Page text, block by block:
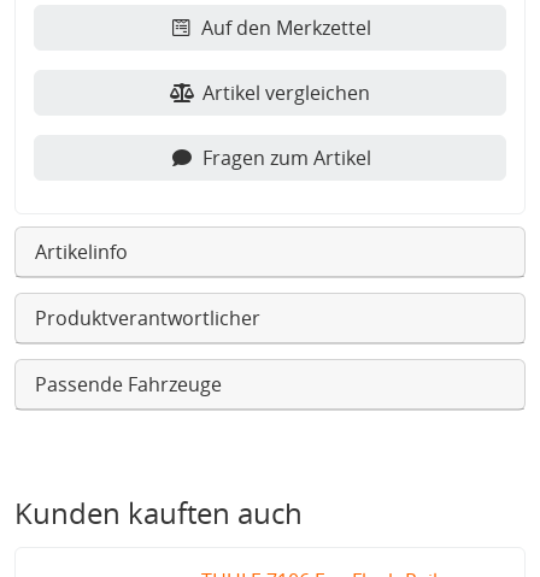
Auf den Merkzettel
Artikel vergleichen
Fragen zum Artikel
Artikelinfo
Produktverantwortlicher
Passende Fahrzeuge
Kunden kauften auch